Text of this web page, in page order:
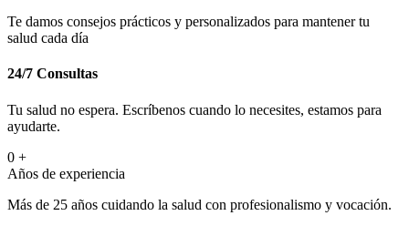
Te damos consejos prácticos y personalizados para mantener tu
salud cada día
24/7 Consultas
Tu salud no espera. Escríbenos cuando lo necesites, estamos para
ayudarte.
0 +
Años de experiencia
Más de 25 años cuidando la salud con profesionalismo y vocación.